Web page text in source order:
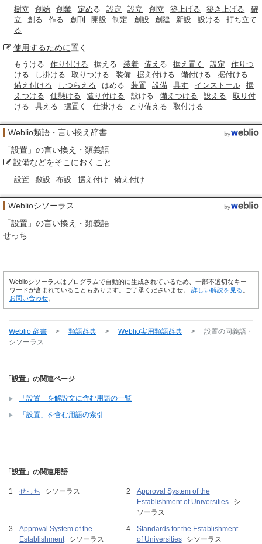
樹立 創始 創業 定める 設定 設立 創立 築上げる 築き上げる
確
立
創る 作る 創刊 開設 制定 創設 創建 新設 設ける
打ち立て
る
使用するために置く
もうける 作り付ける 据える 装着 備え る 据え置く 設定
作りつ
ける
し掛ける 取りつける 装備 据え付ける 備付ける
据付ける
備え付ける
しつらえる はめる 装置 設備 具す インストール
据
えつける
仕懸ける 造り付ける 設ける 備えつける 設える
取り付
ける
具える 据置く 仕掛ける とり備える 取付ける
Weblio類語・言い換え辞書
「設置 」の言い換え・類義語
設備などをそこにおくこと
設置 敷設 布設 据え付け 備え付け
Weblioシソーラス
「設置 」の言い換え・類義語
せっち
Weblioシソーラスはプログラムで自動的に生成されているため、一部不適切なキー
ワードが含まれていることもあります。ご了承くださいませ。 詳しい解説を見る
お問い合わせ
Weblio 辞書 > 類語辞典 > Weblio実用類語辞典 > 設置の同義語・
シソーラス
「設置」の関連ページ
「設置」を解説文に含む用語の一覧
「設置」を含む用語の索引
「設置」の関連用語
せっち シソーラス
Approval System of the
Establishment of Universities
シ
ソーラス
Approval System of the
Establishment
シソーラス
Standards for the Establishment
of Universities
シソーラス